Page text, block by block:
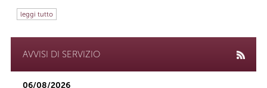
leggi tutto
AVVISI DI SERVIZIO
06/08/2026